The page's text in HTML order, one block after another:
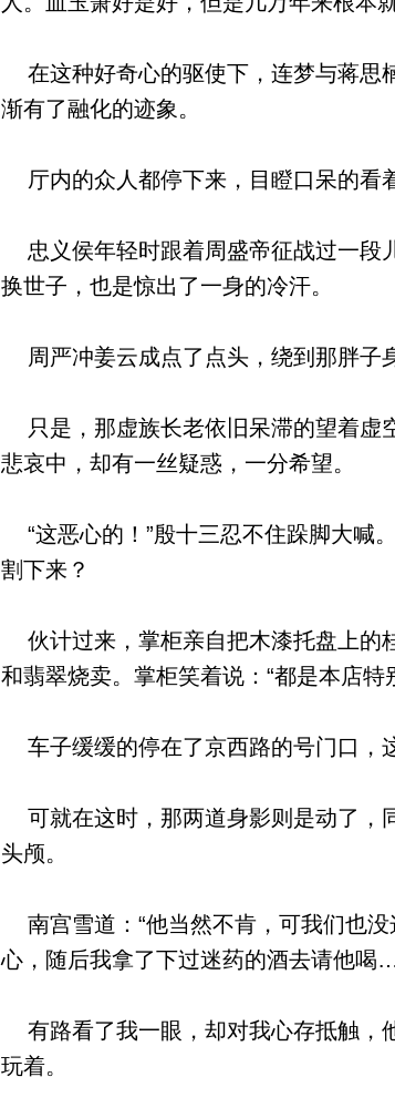
在这种好奇心的驱使下，连梦与蒋思
渐有了融化的迹象。
厅内的众人都停下来，目瞪口呆的看
忠义侯年轻时跟着周盛帝征战过一段
换世子，也是惊出了一身的冷汗。
周严冲姜云成点了点头，绕到那胖子
只是，那虚族长老依旧呆滞的望着虚
悲哀中，却有一丝疑惑，一分希望。
“这恶心的！”殷十三忍不住跺脚大喊
割下来？
伙计过来，掌柜亲自把木漆托盘上的
和翡翠烧卖。掌柜笑着说：“都是本店特
车子缓缓的停在了京西路的号门口，
可就在这时，那两道身影则是动了，
头颅。
南宫雪道：“他当然不肯，可我们也
心，随后我拿了下过迷药的酒去请他喝
有路看了我一眼，却对我心存抵触，
玩着。